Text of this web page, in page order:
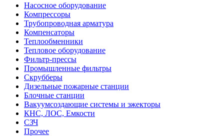
Насосное оборудование
Компрессоры
Трубопроводная арматура
Компенсаторы
Теплообменники
Тепловое оборудование
Фильтр-прессы
Промышленные фильтры
Скрубберы
Дизельные пожарные станции
Блочные станции
Вакуумсоздающие системы и эжекторы
КНС, ЛОС, Емкости
СЗЧ
Прочее